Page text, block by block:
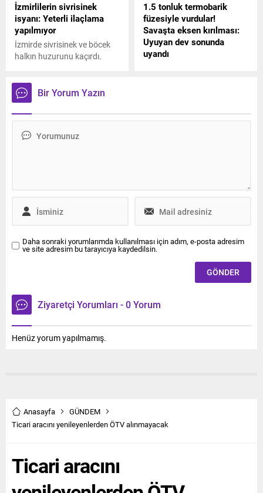
İzmirlilerin sivrisinek
isyanı: Yeterli ilaçlama
yapılmıyor
İzmirde sivrisinek ve böcek
halkın huzurunu kaçırdı.
vatandaş, yetkililerden acil
çözüm bekliyor.
1.5 tonluk termobarik
füzesiyle vurdular!
Savaşta eksen kırılması:
Uyuyan dev sonunda
uyandı
durumun savaşta bir dönüm
Bir Yorum Yazın
Daha sonraki yorumlarımda kullanılması için adım, e-posta adresim
ve site adresim bu tarayıcıya kaydedilsin.
Ziyaretçi Yorumları - 0 Yorum
Henüz yorum yapılmamış.
Anasayfa
GÜNDEM
Ticari aracını yenileyenlerden ÖTV alınmayacak
Ticari aracını